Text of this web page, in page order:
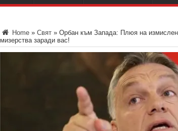
Home » Свят » Орбан към Запада: Плюя на
мизерства заради вас!